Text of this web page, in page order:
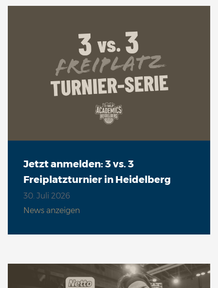
Sa 24.10. | 19:30 Uhr
VS
Sa 31.10. | 18:00 Uhr
VS
Fr 13.11. | 19:00 Uhr
So 22.11. | 17:00 Uhr
Jetzt anmelden: 3 vs. 3
Freiplatzturnier in Heidelberg
30. Juli 2026
News anzeigen